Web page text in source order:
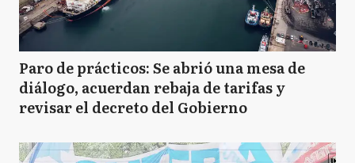
Paro de prácticos: Se abrió una mesa de
diálogo, acuerdan rebaja de tarifas y
revisar el decreto del Gobierno